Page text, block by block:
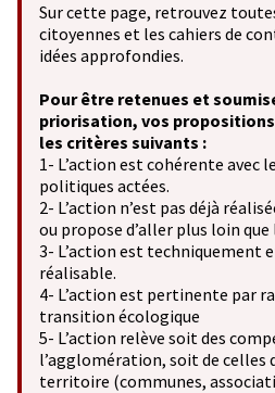
Sur cette page, retrouvez
citoyennes et les cahiers de
idées approfondies.
Pour être retenues et
priorisation, vos
les critères suivants :
1- L’action est cohérente avec
politiques actées.
2- L’action n’est pas déjà
ou propose d’aller plus loin que
3- L’action est techniquement
réalisable.
4- L’action est pertinente par
transition écologique
5- L’action relève soit des
l’agglomération, soit de celles
territoire (communes,